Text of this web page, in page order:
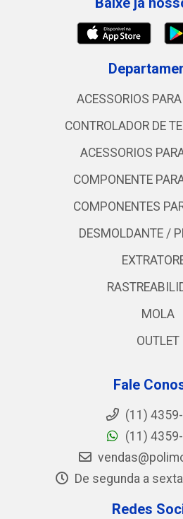
ACESSORIOS
CONTROLADOR DE
ACESSORIOS
COMPONENTE
COMPONENTES
DESMOLDANTE /
MOLA
OUTLET
Fale
(11)
(11)
De segunda a
Redes